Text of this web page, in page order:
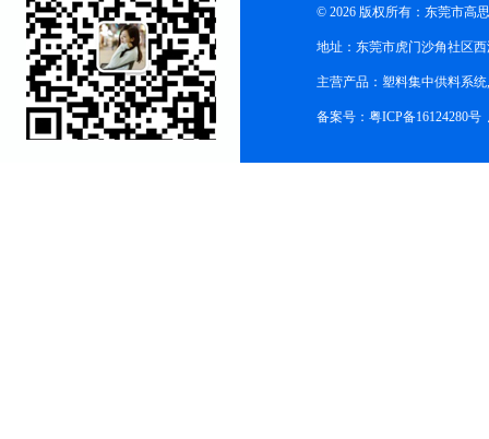
© 2026 版权所有：东莞市高
地址：东莞市虎门沙角社区
主营产品：塑料集中供料系
备案号：粤ICP备16124280号